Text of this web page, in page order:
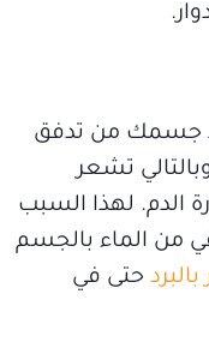
جسمك من تدفق
تشعر
الدم. لهذا السبب
من الماء بالجسم
حتى في